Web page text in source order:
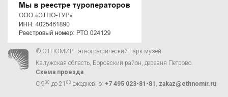
© ЭТНОМИР - этнографический парк-музей
Калужская область, Боровский район, деревня Петрово.
Схема проезда
С 900 до 21 00 ежедневно: +7 495 023-81-81 , zakaz@ethnomir.ru